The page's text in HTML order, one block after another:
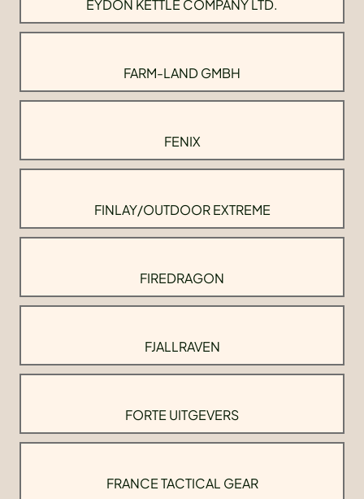
EYDON KETTLE COMPANY LTD.
FARM-LAND GMBH
FENIX
FINLAY/OUTDOOR EXTREME
FIREDRAGON
FJALLRAVEN
FORTE UITGEVERS
FRANCE TACTICAL GEAR